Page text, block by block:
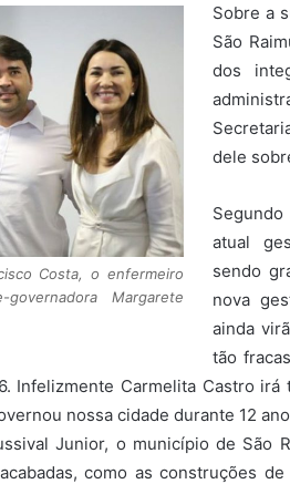
Costa, o enfermeiro
Margarete
Sobre a
São
dos
dele
atual
sendo
nova
ainda
tão
Infelizmente Carmelita Castro
nossa cidade durante 12
Junior, o município de São
como as construções